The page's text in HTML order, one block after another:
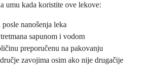
umu kada koristite ove lekove:
nanošenja leka
sapunom i vodom
preporučenu na pakovanju
zavojima osim ako nije drugačije